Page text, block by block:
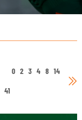
0 2 3 4 8 14
41